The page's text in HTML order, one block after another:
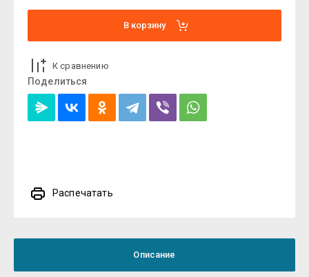
В корзину
К сравнению
Поделиться
Распечатать
Описание